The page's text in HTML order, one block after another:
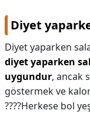
Diyet
Diyet yaparken
diyet yaparken
uygundur, ancak
göstermek ve
????Herkese bol